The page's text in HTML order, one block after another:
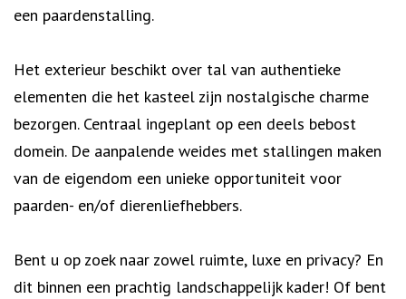
een paardenstalling.
Het exterieur beschikt over tal van authentieke
elementen die het kasteel zijn nostalgische charme
bezorgen. Centraal ingeplant op een deels bebost
domein. De aanpalende weides met stallingen maken
van de eigendom een unieke opportuniteit voor
paarden- en/of dierenliefhebbers.
Bent u op zoek naar zowel ruimte, luxe en privacy? En
dit binnen een prachtig landschappelijk kader! Of bent